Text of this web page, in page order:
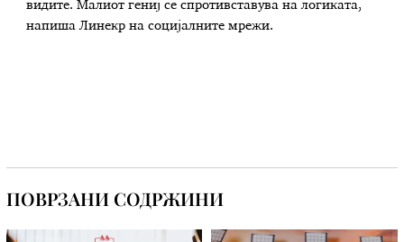
видите. Малиот гениј се спротивставува на логиката,
напиша Линекр на социјалните мрежи.
ПОВРЗАНИ СОДРЖИНИ